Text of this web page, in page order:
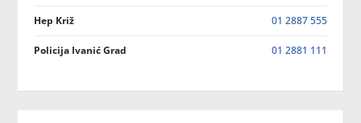
Hep Križ 01 2887 555
Policija Ivanić Grad 01 2881 111